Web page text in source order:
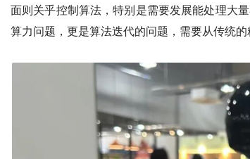
面则关乎控制算法，特别是需要发展能处理大
算力问题，更是算法迭代的问题，需要从传统